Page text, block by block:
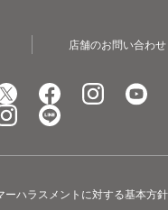
店舗のお問い合わせ
ーハラスメントに対する基本方針